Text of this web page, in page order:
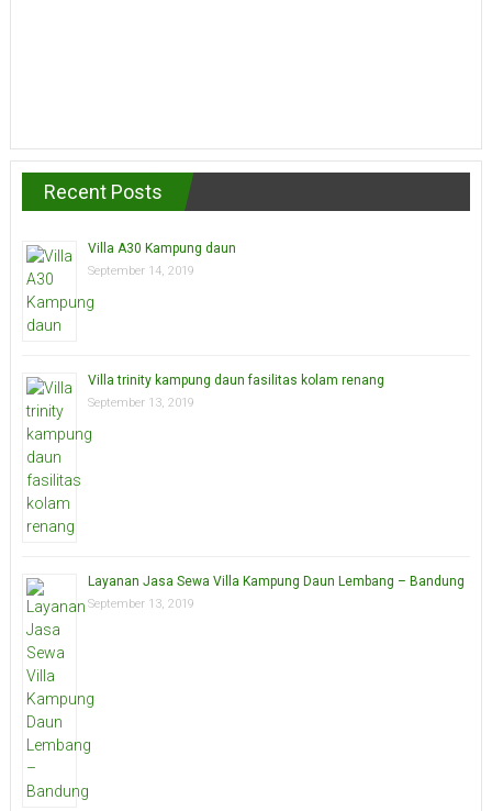
Recent Posts
Villa A30 Kampung daun
September 14, 2019
Villa trinity kampung daun fasilitas kolam renang
September 13, 2019
Layanan Jasa Sewa Villa Kampung Daun Lembang – Bandung
September 13, 2019